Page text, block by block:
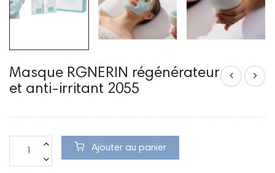
Masque RGNERIN régénérateur
et anti-irritant 2055
Ajouter au panier